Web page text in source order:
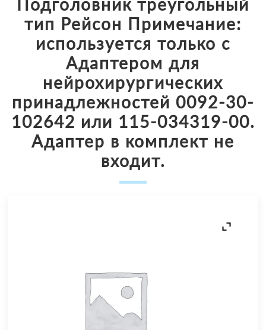
Подголовник треугольный
тип Рейсон Примечание:
используется только с
Адаптером для
нейрохирургических
принадлежностей 0092-30-
102642 или 115-034319-00.
Адаптер в комплект не
входит.